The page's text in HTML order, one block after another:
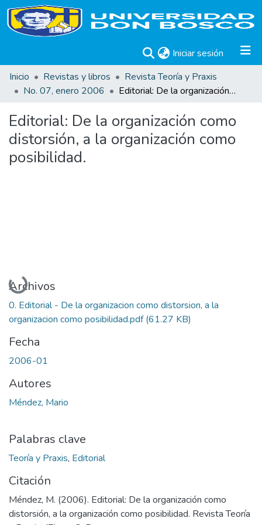
Iniciar sesión (current)
Inicio
Revistas y libros
Revista Teoría y Praxis
No. 07, enero 2006
Editorial: De la organización como distorsión, a la organización como posibilidad.
Editorial: De la organización como
distorsión, a la organización como
posibilidad.
Cargando...
Archivos
0. Editorial - De la organizacion como distorsion, a la
organizacion como posibilidad.pdf(61.27 KB)
Fecha
2006-01
Autores
Méndez, Mario
Palabras clave
Teoría y Praxis, Editorial
Citación
Méndez, M. (2006). Editorial: De la organización como
distorsión, a la organización como posibilidad. Revista Teoría